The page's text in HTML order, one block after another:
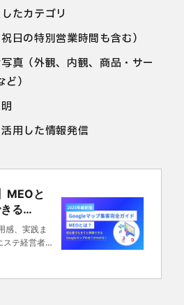
たカテゴリ
日の特別営業時間も含む）
真（外観、内観、商品・サー
）
用した情報発信
MEOと
る
全ガイ
感、実践ま
テ経営者必
方法を
で、初心者で